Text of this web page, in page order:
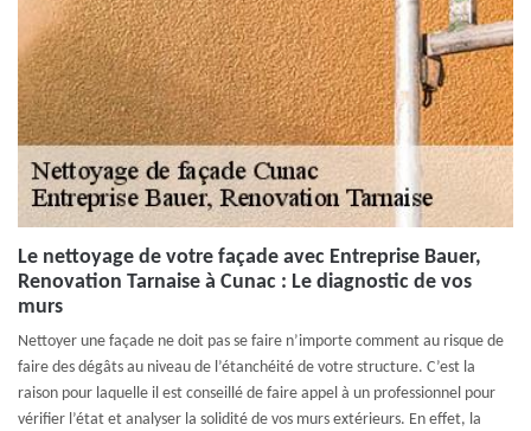
Le nettoyage de votre façade avec Entreprise Bauer,
Renovation Tarnaise à Cunac : Le diagnostic de vos
murs
Nettoyer une façade ne doit pas se faire n’importe comment au risque de
faire des dégâts au niveau de l’étanchéité de votre structure. C’est la
raison pour laquelle il est conseillé de faire appel à un professionnel pour
vérifier l’état et analyser la solidité de vos murs extérieurs. En effet, la